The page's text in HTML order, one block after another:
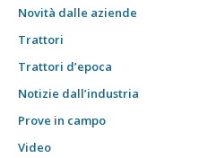
Novità dalle aziende
Trattori
Trattori d’epoca
Notizie dall’industria
Prove in campo
Video